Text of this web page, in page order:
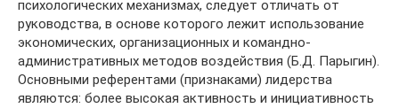
психологических механизмах, следует отличать от
руководства, в основе которого лежит использование
экономических, организационных и командно-
административных методов воздействия (Б.Д. Парыгин).
Основными референтами (признаками) лидерства
являются: более высокая активность и инициативность